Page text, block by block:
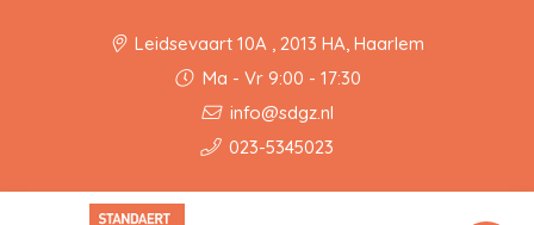
Leidsevaart 10A , 2013 HA, Haarlem
Ma - Vr 9:00 - 17:30
info@sdgz.nl
023-5345023